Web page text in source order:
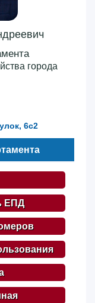
города
6с2
ЕПД